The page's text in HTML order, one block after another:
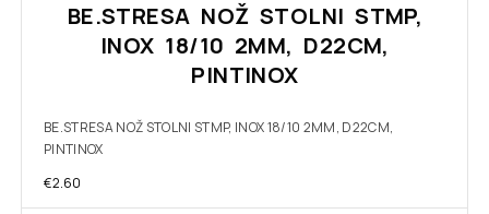
BE.STRESA NOŽ STOLNI STMP,
INOX 18/10 2MM, D22CM,
PINTINOX
BE.STRESA NOŽ STOLNI STMP, INOX 18/10 2MM, D22CM,
PINTINOX
€2.60